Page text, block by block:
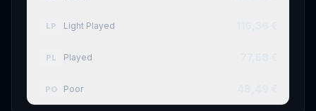
LP Light Played
PL Played
PO Poor